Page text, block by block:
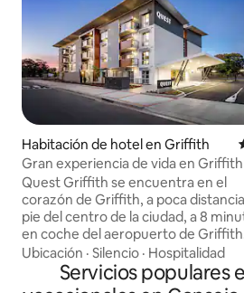
Habitación de hotel en Griffith
Gran experiencia de vida en Griffith
Quest Griffith se encuentra en el
corazón de Griffith, a poca
pie del centro de la ciudad, a 8
en coche del aeropuerto de
poca distancia a pie de la avenida
llena de tiendas, cafeterías y
Griffith Base Hospital, TAFE. Cuenta con
Ubicación · Silencio · Hospitalidad
Servicios populares